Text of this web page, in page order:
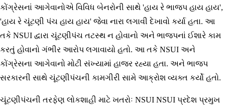
કોંગ્રેસનાં આગેવાનોએ વિવિધ બેનરોની સાથે 'હાય રે ભાજપ હાય હાય',
'હાય રે ચૂંટણી પંચ હાય હાય' જેવા નારા લગાવી દેખાવો કર્યા હતા. આ
તકે NSUI દ્વારા ચૂંટણીપંચ તટસ્થ ન હોવાનો અને ભાજપનાં ઈશારે કામ
કરતું હોવાનો ગંભીર આરોપ લગાવાયો હતો. આ તકે NSUI અને
કોંગ્રેસના આગેવાનો મોટી સંખ્યામાં હાજર રહ્યા હતા. અને ભાજપ
સરકારની સાથે ચૂંટણીપંચની કામગીરી સામે આક્રોશ વ્યક્ત કર્યો હતો.
ચૂંટણીપંચની તરફેણ લોકશાહી માટે ખતરોઃ NSUI NSUI પ્રદેશ પ્રમુખ